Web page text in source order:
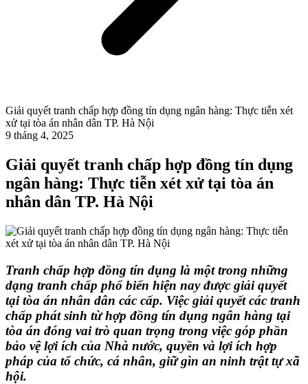
Giải quyết tranh chấp hợp đồng tín dụng ngân hàng: Thực tiễn xét
xử tại tòa án nhân dân TP. Hà Nội
9 tháng 4, 2025
Giải quyết tranh chấp hợp đồng tín dụng
ngân hàng: Thực tiễn xét xử tại tòa án
nhân dân TP. Hà Nội
Tranh chấp hợp đồng tín dụng là một trong những
dạng tranh chấp phổ biến hiện nay được giải quyết
tại tòa án nhân dân các cấp. Việc giải quyết các tranh
chấp phát sinh từ hợp đồng tín dụng ngân hàng tại
tòa án đóng vai trò quan trọng trong việc góp phần
bảo vệ lợi ích của Nhà nước, quyền và lợi ích hợp
pháp của tổ chức, cá nhân, giữ gìn an ninh trật tự xã
hội.